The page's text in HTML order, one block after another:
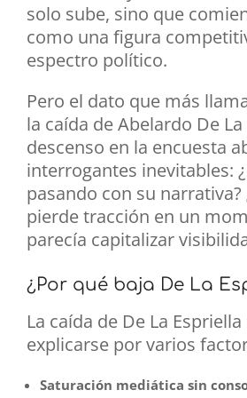
solo sube, sino que
como una figura
espectro político.
Pero el dato que más
la caída de Abelardo De La
descenso en la encuesta
interrogantes inevitables:
pasando con su narrativa?
pierde tracción en un
parecía capitalizar
¿Por qué baja De La
La caída de De La
explicarse por varios
Saturación mediática sin